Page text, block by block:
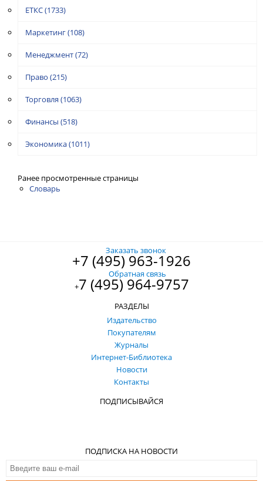
ЕТКС(1733)
Маркетинг(108)
Менеджмент(72)
Право (215)
Торговля (1063)
Финансы (518)
Экономика(1011)
Ранее просмотренные страницы
Словарь
Заказать звонок
+7 (495) 963-1926
Обратная связь
+7 (495) 964-9757
РАЗДЕЛЫ
Издательство
Покупателям
Журналы
Интернет-Библиотека
Новости
Контакты
ПОДПИСЫВАЙСЯ
ПОДПИСКА НА НОВОСТИ